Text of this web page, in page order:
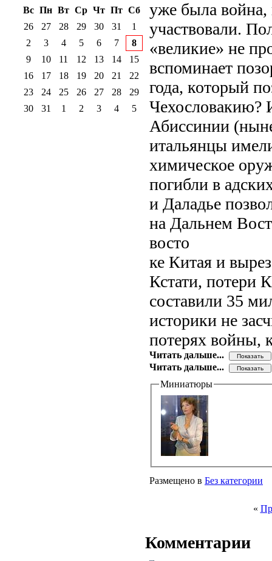
уже была
участвовали.
«великие» не
вспоминает
года, который
Чехословакию?
Абиссинии
итальянцы
химическое
погибли в
и Даладье
на Дальнем
восто
ке Китая и
Кстати, потери
составили 35
историки не
потерях войны,
Читать дальше...
Читать дальше...
Миниатюры
Размещено в Без категории
«
Комментарии
Вс Пн Вт Ср Чт Пт Сб
26
27 28 29 30 31
1
2
3 4 5 6 7
8
9
10 11 12 13 14
15
16
17 18 19 20 21
22
23
24 25 26 27 28
29
30
31 1 2 3 4 5